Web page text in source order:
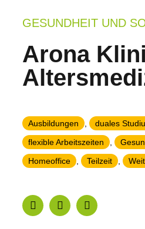
GESUNDHEIT UND
Arona
Ausbildungen duales
flexible Arbeitszeiten
Homeoffice
Teilzeit